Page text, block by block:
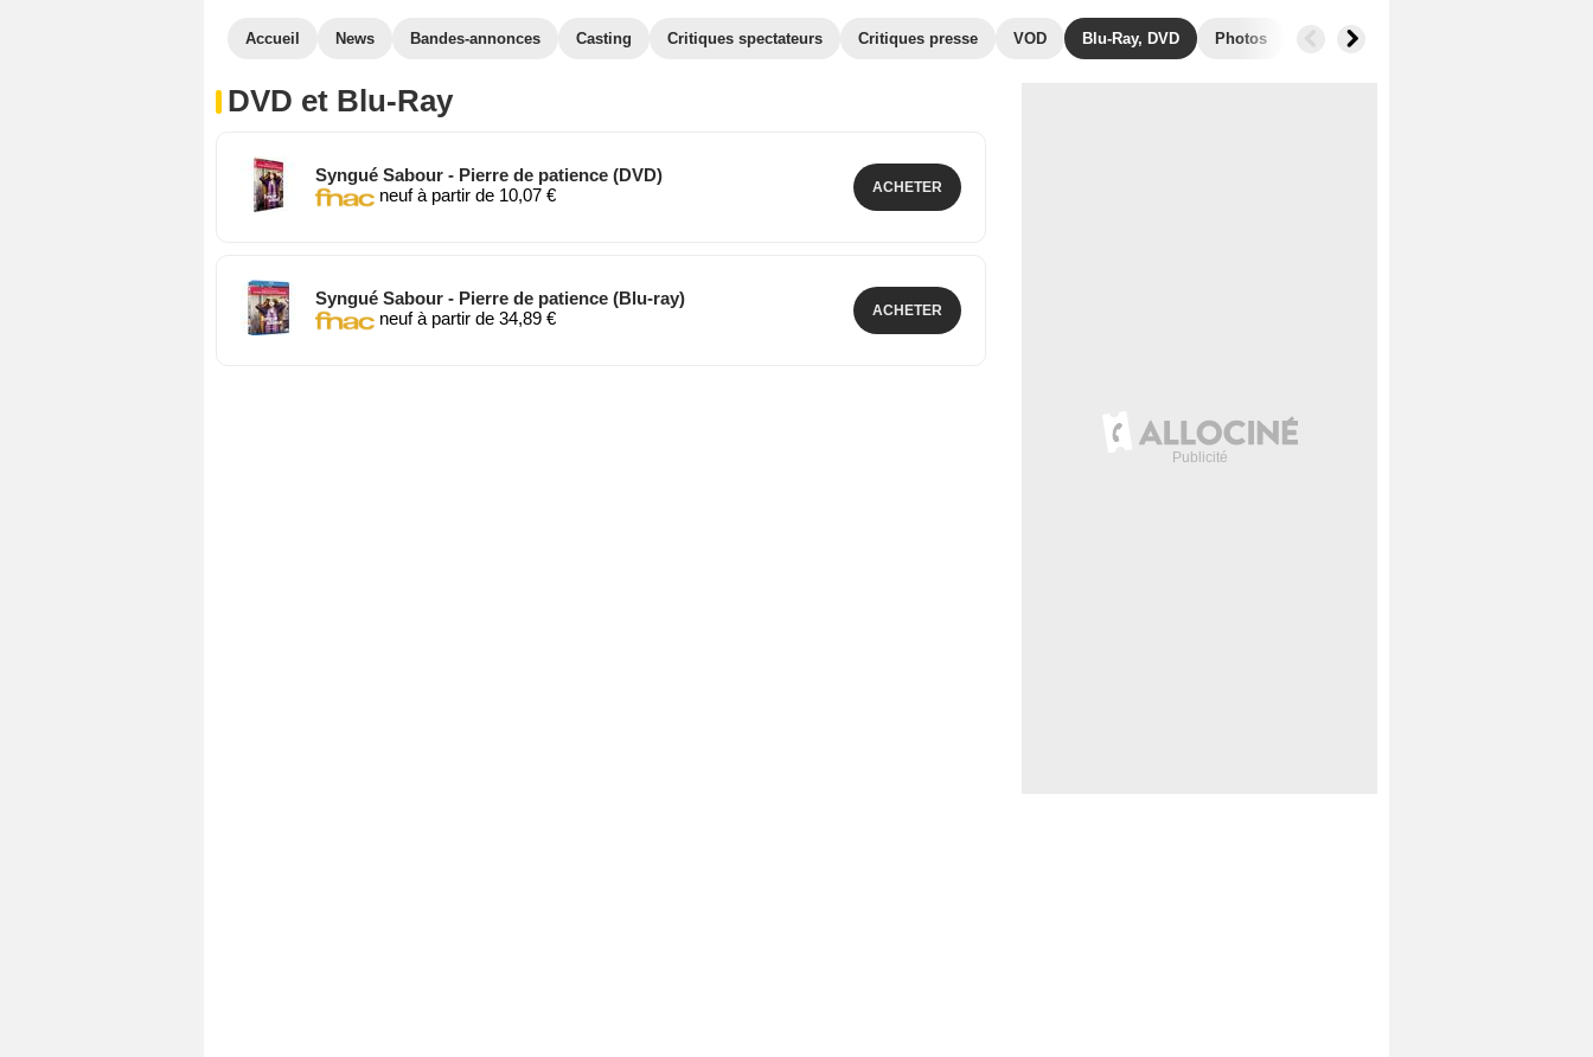
Accueil News Bandes-annonces Casting Critiques spectateurs Critiques presse VOD Blu-Ray, DVD Photos Secrets de tournage
DVD et Blu-Ray
Syngué Sabour - Pierre de patience (DVD)
neuf à partir de 10,07 €
ACHETER
Syngué Sabour - Pierre de patience (Blu-ray)
neuf à partir de 34,89 €
ACHETER